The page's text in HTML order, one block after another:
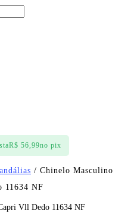
R$ 56,99no pix
/ Chinelo Masculino
11634 NF
Vll Dedo 11634 NF